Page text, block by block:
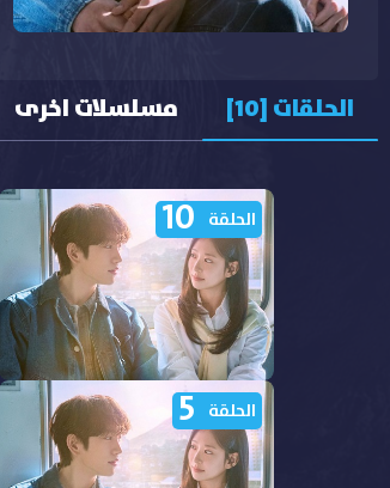
الحلقات [10] مسلسلات اخرى
مشاهدة مسلسل Still Shining
الحلقة 10 مترجمة
الحلقة 10
الحلقة 5